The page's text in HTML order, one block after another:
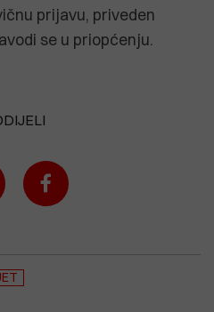
prijavu, priveden
se u priopćenju.